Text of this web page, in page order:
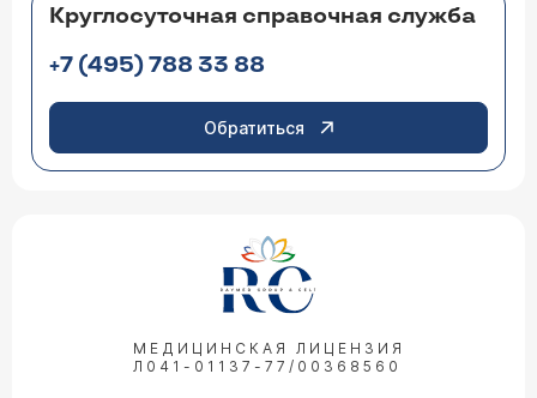
Круглосуточная справочная служба
+7 (495) 788 33 88
Обратиться
МЕДИЦИНСКАЯ ЛИЦЕНЗИЯ
Л041-01137-77/00368560